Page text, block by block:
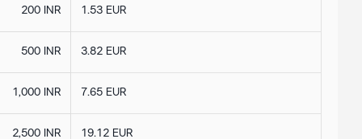
200 INR 1.53 EUR
500 INR 3.82 EUR
1,000 INR 7.65 EUR
2,500 INR 19.12 EUR